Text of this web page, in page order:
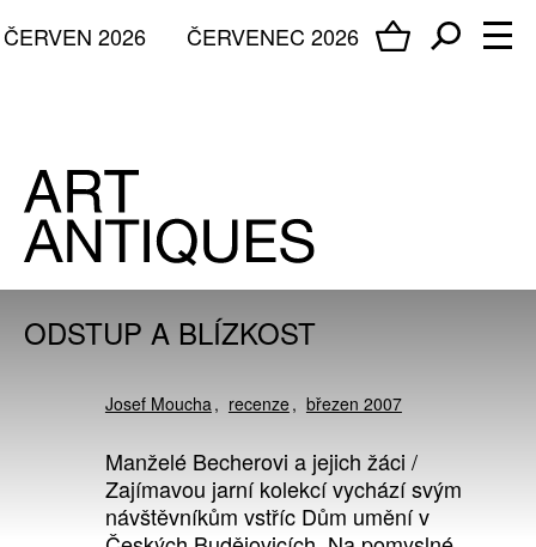
ČERVENEC 2026
ČERVEN 2026
ODSTUP A BLÍZKOST
Josef Moucha recenze březen 2007
Manželé Becherovi a jejich žáci /
Zajímavou jarní kolekcí vychází svým
návštěvníkům vstříc Dům umění v